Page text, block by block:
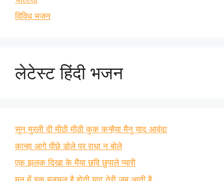
विविध भजन
लेटेस्ट हिंदी भजन
सुन मुरली दी मीठी मीठी कुक कन्हैया मैनु याद आवंदा
कान्हा आगे पीछे डोले पर राधा न बोले
एक झलक दिखा के मैया छवि छुपाले प्यारी